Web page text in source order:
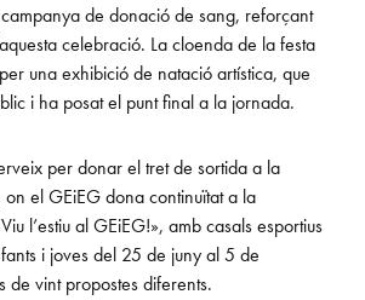
de donació de sang, reforçant
celebració. La cloenda de la festa
una exhibició de natació artística, que
i ha posat el punt final a la jornada.
per donar el tret de sortida a la
el GEiEG dona continuïtat a la
l’estiu al GEiEG!», amb casals esportius
i joves del 25 de juny al 5 de
de vint propostes diferents.